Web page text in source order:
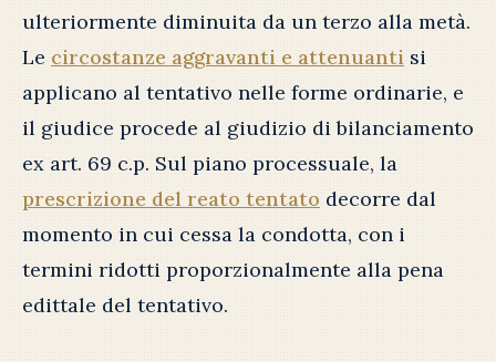
ulteriormente diminuita da un terzo alla metà.
Le circostanze aggravanti e attenuanti si
applicano al tentativo nelle forme ordinarie, e
il giudice procede al giudizio di bilanciamento
ex art. 69 c.p. Sul piano processuale, la
prescrizione del reato tentato decorre dal
momento in cui cessa la condotta, con i
termini ridotti proporzionalmente alla pena
edittale del tentativo.